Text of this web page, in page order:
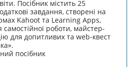
Посібник містить 25
завдання, створені на
Kahoot та Learning Apps,
самостійної роботи, майстер-
для допитливих та web-квест
посібник